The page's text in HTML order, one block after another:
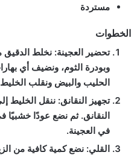
مستردة
الخطوات
تحضير العجينة: نخلط الدقيق
وبودرة الثوم، ونضيف أي
الحليب والبيض ونقلب
تجهيز النقانق: ننقل الخليط
النقانق. ثم نضع عودًا خشبيًا
في العجينة.
القلي: نضع كمية كافية من